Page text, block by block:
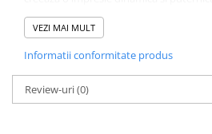
Creme si Lotiuni de Corp
Deodorante si Antiperspirante
Deodorant Dama
Deodorant Unisex
increzatori si activi.
In inima parfumului, regasim un mix de
Ambroxanul, cunoscut pentru
este perfect balansat de accentele de
combinatie ofera parfumului un
sofisticare, adaugand un strat de
VEZI MAI MULT
Informatii conformitate produs
Review-uri(0)